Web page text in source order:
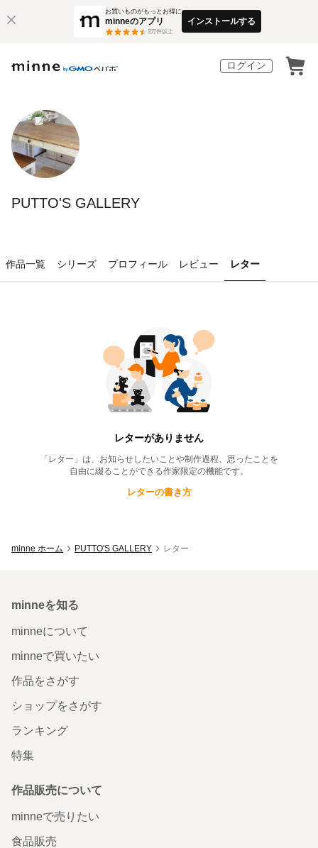
お買いものがもっとお得に
minneのアプリ
3万件以上
インストールする
ログイン
PUTTO'S GALLERY
作品一覧 シリーズ プロフィール レビュー レター
PUTTO'S GALLERYのレター一覧
レターがありません
「レター」は、お知らせしたいことや制作過程、思ったことを
自由に綴ることができる作家限定の機能です。
レターの書き方
minne ホーム PUTTO'S GALLERY レター
minneを知る
minneについて
minneで買いたい
作品をさがす
ショップをさがす
ランキング
特集
作品販売について
minneで売りたい
食品販売